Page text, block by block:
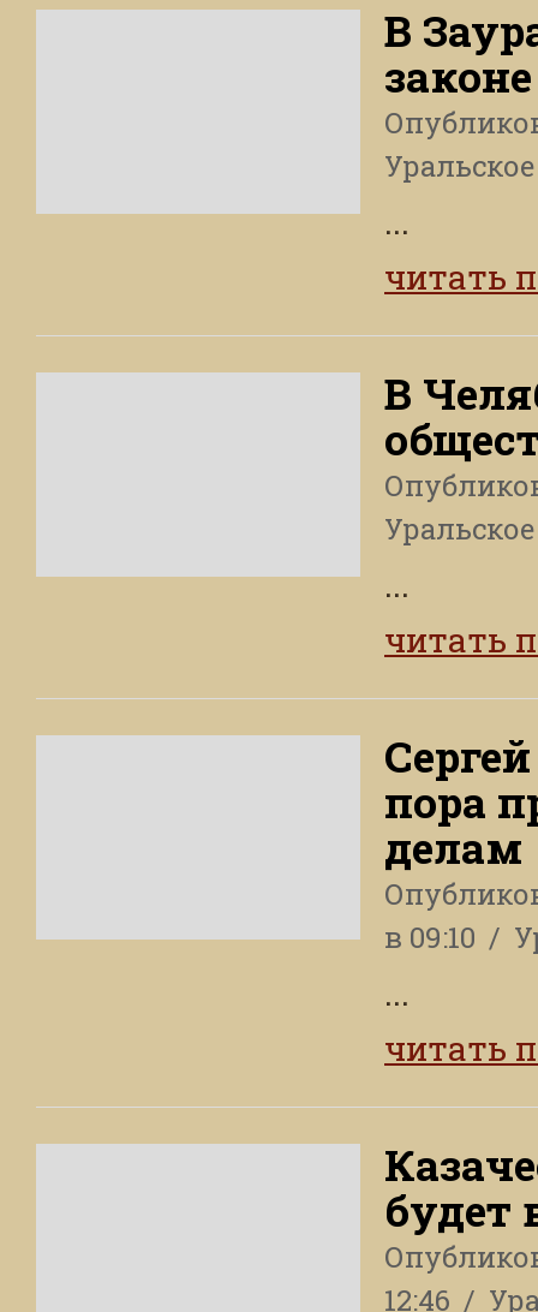
В
законе
...
читать
В
...
читать
пора
делам
в 09:10
...
читать
будет
12:46